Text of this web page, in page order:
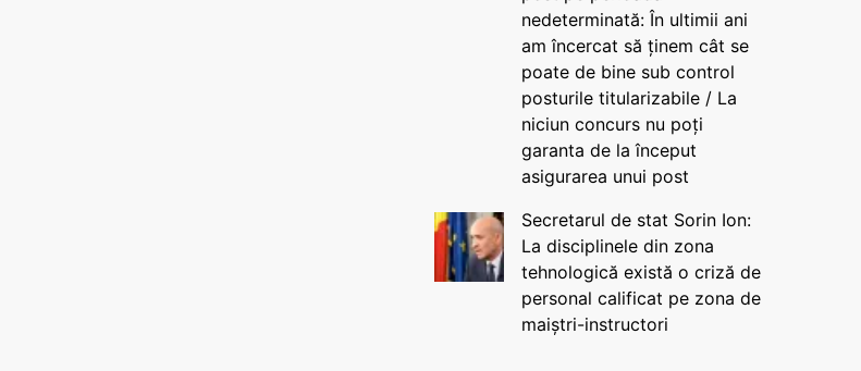
nedeterminată: În ultimii ani
am încercat să ținem cât se
poate de bine sub control
posturile titularizabile / La
niciun concurs nu poți
garanta de la început
asigurarea unui post
Secretarul de stat Sorin Ion:
La disciplinele din zona
tehnologică există o criză de
personal calificat pe zona de
maiștri-instructori